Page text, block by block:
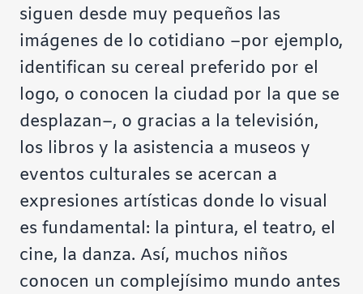
siguen desde muy pequeños las
imágenes de lo cotidiano –por ejemplo,
identifican su cereal preferido por el
logo, o conocen la ciudad por la que se
desplazan–, o gracias a la televisión,
los libros y la asistencia a museos y
eventos culturales se acercan a
expresiones artísticas donde lo visual
es fundamental: la pintura, el teatro, el
cine, la danza. Así, muchos niños
conocen un complejísimo mundo antes